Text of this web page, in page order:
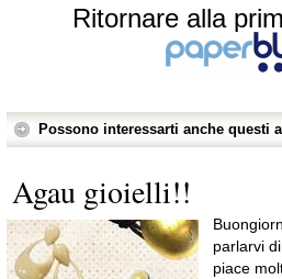
Ritornare alla
Possono interessarti anche questi
Agau gioielli!!
parlarvi
piace